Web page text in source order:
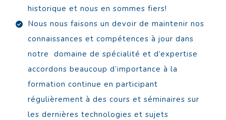
historique et nous en sommes fiers!
Nous nous faisons un devoir de maintenir nos
connaissances et compétences à jour dans
notre domaine de spécialité et d’expertise
accordons beaucoup d’importance à la
formation continue en participant
régulièrement à des cours et séminaires sur
les dernières technologies et sujets